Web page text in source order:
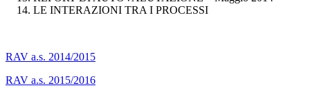
LE INTERAZIONI TRA I PROCESSI
RAV a.s. 2014/2015
RAV a.s. 2015/2016